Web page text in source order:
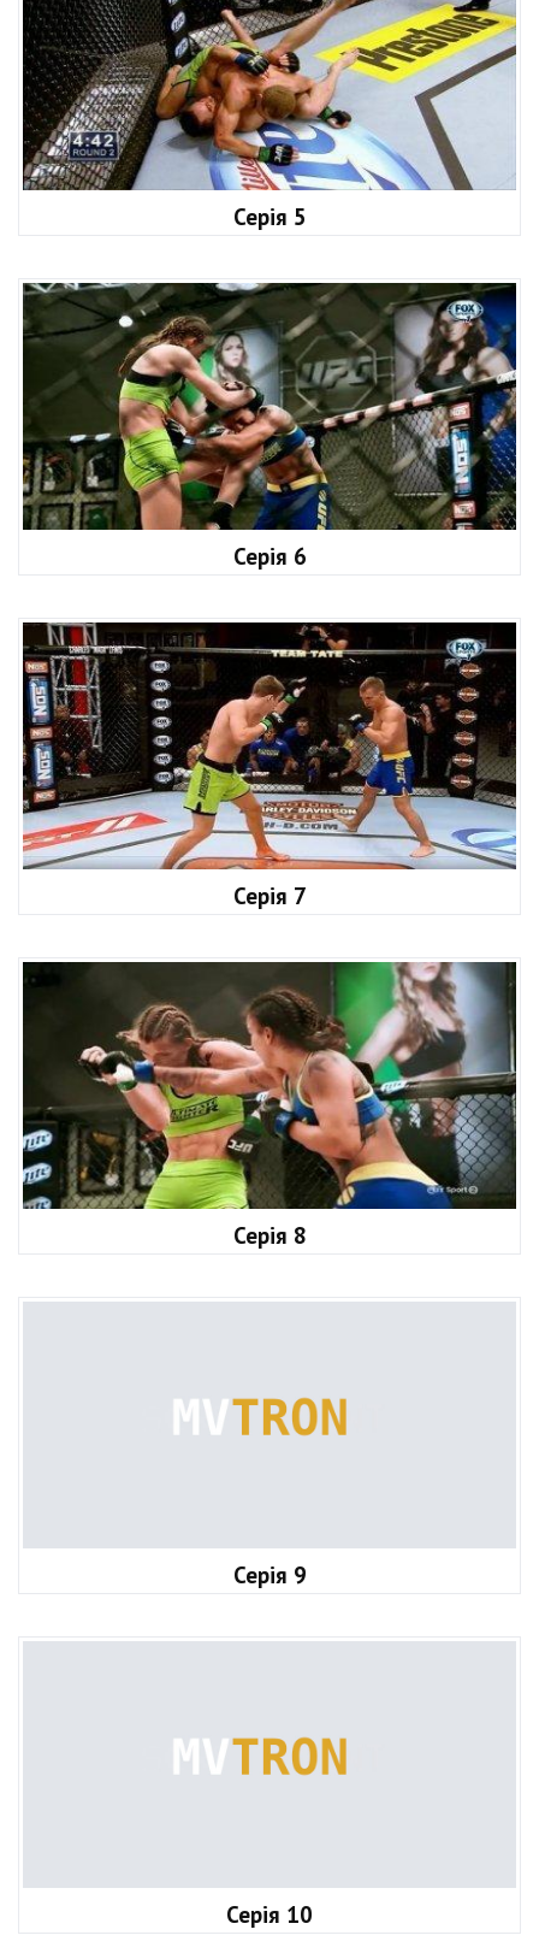
Серія 5
Серія 6
Серія 7
Серія 8
Серія 9
Серія 10